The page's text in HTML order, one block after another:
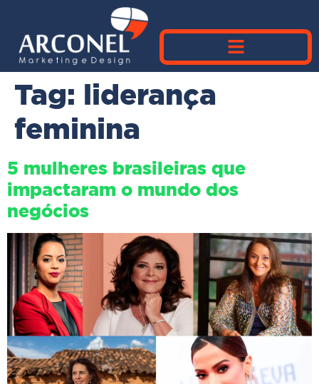
Tag: liderança
feminina
5 mulheres brasileiras que
impactaram o mundo dos
negócios